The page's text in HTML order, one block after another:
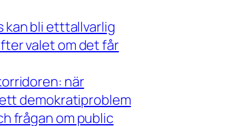
bli etttallvarlig
valet om det får
när
demokratiproblem
frågan om public